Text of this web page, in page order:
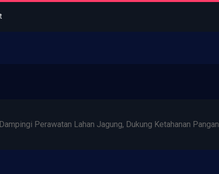
Perawatan Lahan Jagung, Dukung Ketahanan Pangan